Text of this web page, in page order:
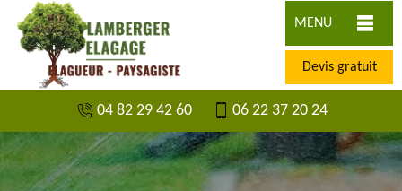
MENU
Devis gratuit
04 82 29 42 60 06 22 37 20 24